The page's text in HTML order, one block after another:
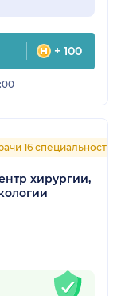
+ 100
16 специальностей
хирургии,